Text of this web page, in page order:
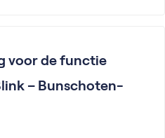
voor de functie
– Bunschoten-